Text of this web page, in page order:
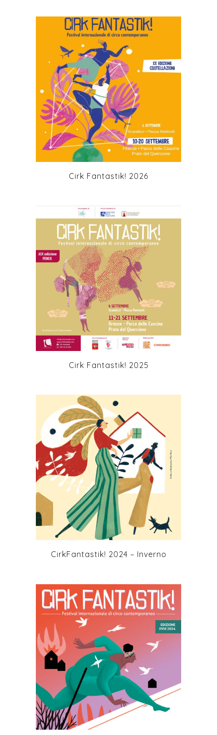
Fantastik! prende forma anche nel cuore del
Parco del Castello dell’Acciaiolo a Scandicci,
i cui abitanti rispondono con uno sguardo
sempre più presente e partecipe.
Fantastik!, che si colloca come uno snodo
toscano del circuito europeo del circo
contemporaneo con una media di 60
spettacoli, sotto chapiteau e all’aperto, a
pagamento e gratuiti rivolti a un pubblico
che conta circa 20000 presenze, è stato
segnalato nel 2019 dallaCultural and Creative
Cities Monitordella Commissione Europea
come progetto artistico che contribuisce al
posizionamento della città di Firenze al
primo posto tra le Large Cities per Cultural
Vibrancy.
Negli anni Cirk Fantastik! ha costruito una
nuovi pubblici a partire dall’idea della cultura
e dell’arte come spazi accessibili a tutti. Una
comunità composta da pubblici diversi per
età e background culturali e sociali, artisti di
tutto il mondo e festival nazionali e
internazionali, con i quali Aria Network
Culturale è in rete allo scopo di favorire una
maggior circuitazione degli artisti e creare
ponti con esperienze differenti in modo da
ampliare lo sguardo sul presente.
Obiettivo del festival è favorire la
promozione del circo di creazione: un circo
d’arte che si inserisce pienamente all’interno
di quell’avanguardia contemporanea,
avviata in Francia da vari decenni e ancora
in atto oggi, in base alla quale la tecnica
risulta funzionale alla drammaturgia scenica
scenici che compongono la traccia dello
spettacolo nella sua totalità.
di energia che inizia con l’arrivo degli
chapiteaux e permane dentro alle persone
una volta che le carovane ripartono verso
nuove rotte.
Cirk Fantastik! è promosso da Aria Network
Culturale con il sostegno di Mibact, Comune
di Firenze, Fondazione CR Firenze
con il
patrocinio della Regione Toscana
sostegno del Comune di Scandicci
nell’ambito di Open City per Cirk Fantastik!
Scandicci
+
Cirk Fantastik! 2026
+
Cirk Fantastik! 2025
+
CirkFantastik! 2024 – Inverno
+